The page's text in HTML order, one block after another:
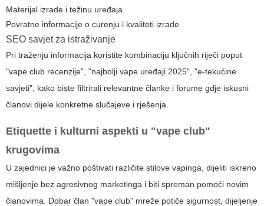
Materijal izrade i težinu uređaja
Povratne informacije o curenju i kvaliteti izrade
SEO savjet za istraživanje
Pri traženju informacija koristite kombinaciju ključnih riječi poput
"vape club recenzije", "najbolji vape uređaji 2025", "e-tekućine
savjeti", kako biste filtrirali relevantne članke i forume gdje iskusni
članovi dijele konkretne slučajeve i rješenja.
Etiquette i kulturni aspekti u "vape club"
krugovima
U zajednici je važno poštivati različite stilove vapinga, dijeliti iskreno
mišljenje bez agresivnog marketinga i biti spreman pomoći novim
članovima. Dobar član "vape club" mreže potiče sigurnost, dijeljenje